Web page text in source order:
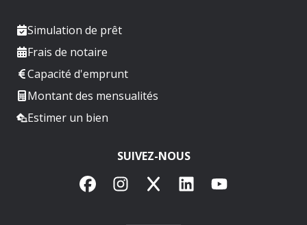
Simulation de prêt
Frais de notaire
Capacité d'emprunt
Montant des mensualités
Estimer un bien
SUIVEZ-NOUS
FacebookInstagram
X LinkedInYouTube